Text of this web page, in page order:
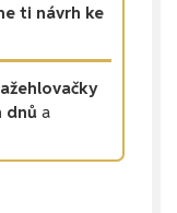
ti návrh ke
dnůa